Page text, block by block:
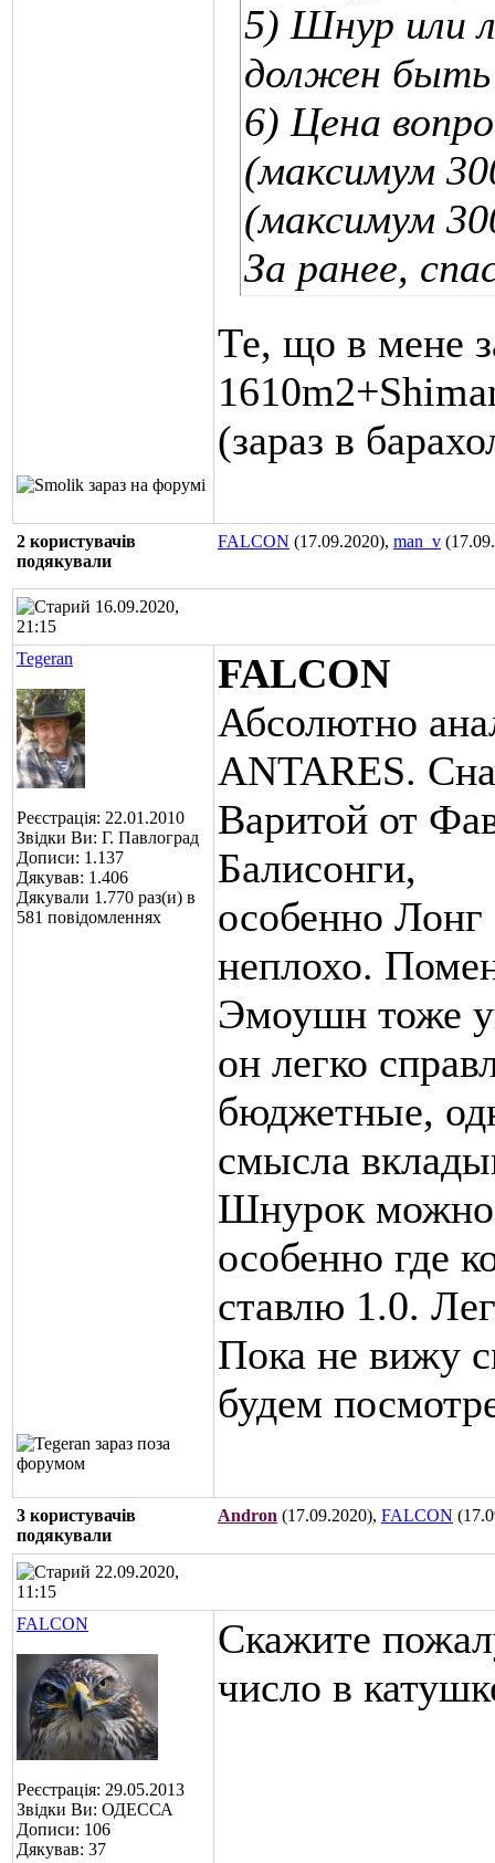
5) Шнур или
должен быть
6) Цена
(максимум
(максимум
За ранее,
Те, що в мене
(зараз в
2 користувачів
подякували
FALCON (17.09.2020), man_v
16.09.2020,
21:15
Tegeran
Реєстрація: 22.01.2010
Звідки Ви: Г. Павлоград
Дописи: 1.137
Дякував: 1.406
Дякували 1.770 раз(и) в
581 повідомленнях
FALCON
Абсолютно
ANTARES.
Варитой от
Балисонги,
особенно
неплохо.
Эмоушн тоже
он легко
бюджетные,
смысла
Шнурок можно
особенно где
ставлю 1.0.
Пока не вижу
будем
3 користувачів
подякували
Andron (17.09.2020), FALCON
22.09.2020,
11:15
FALCON
Реєстрація: 29.05.2013
Звідки Ви: ОДЕССА
Дописи: 106
Дякував: 37
Скажите
число в